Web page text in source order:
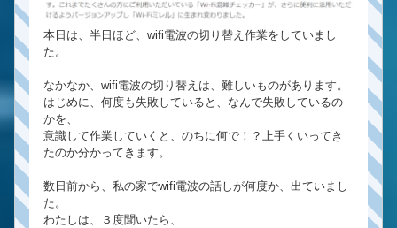
本日は、半日ほど、wifi電波の切り替え作業をしていまし
た。
なかなか、wifi電波の切り替えは、難しいものがあります。
はじめに、何度も失敗していると、なんで失敗しているの
かを、
意識して作業していくと、のちに何で！？上手くいってき
たのか分かってきます。
数日前から、私の家でwifi電波の話しが何度か、出ていまし
た。
わたしは、３度聞いたら、